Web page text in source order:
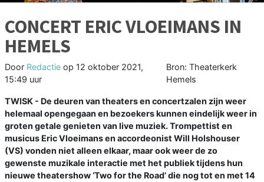
CONCERT ERIC VLOEIMANS IN
HEMELS
Door Redactie op 12 oktober 2021,
15:49 uur
Bron: Theaterkerk
Hemels
TWISK - De deuren van theaters en concertzalen zijn weer
helemaal opengegaan en bezoekers kunnen eindelijk weer in
groten getale genieten van live muziek. Trompettist en
musicus Eric Vloeimans en accordeonist Will Holshouser
(VS) vonden niet alleen elkaar, maar ook weer de zo
gewenste muzikale interactie met het publiek tijdens hun
nieuwe theatershow ‘Two for the Road’ die nog tot en met 14